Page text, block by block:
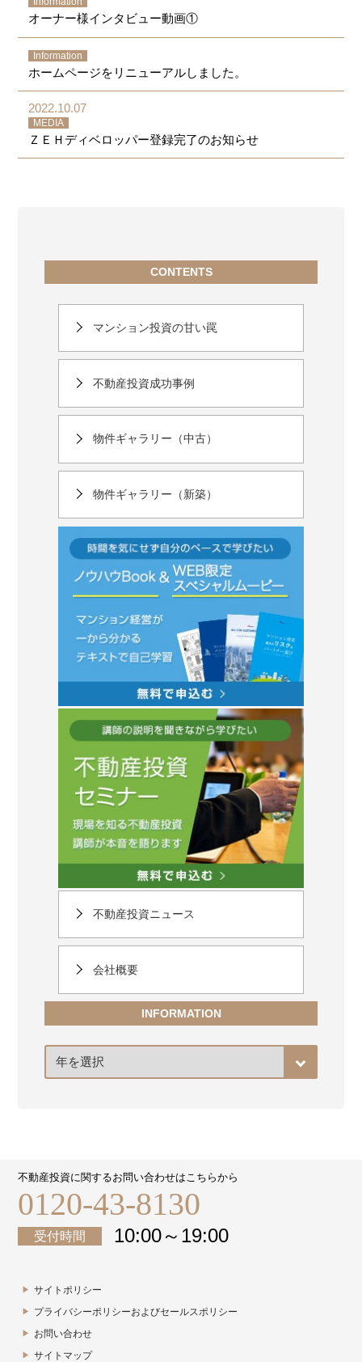
オーナー様インタビュー動画①
Information
ホームページをリニューアルしました。
2022.10.07
MEDIA
ＺＥＨディベロッパー登録完了のお知らせ
CONTENTS
マンション投資の甘い罠
不動産投資成功事例
物件ギャラリー（中古）
物件ギャラリー（新築）
不動産投資ニュース
会社概要
INFORMATION
ア
カ
不動産投資に関するお問い合わせはこちらから
0120-43-8130
受付時間 10:00～19:00
サイトポリシー
プライバシーポリシーおよびセールスポリシー
お問い合わせ
サイトマップ